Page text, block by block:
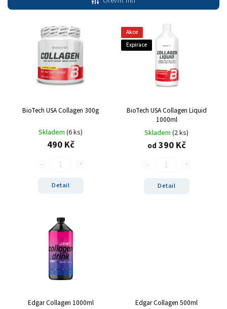
Nejdražší
Nejprodávanější
Abecedně
BioTech USA Collagen 300g
Skladem (6 ks)
490 Kč
Detail
Akce
Expirace
BioTech USA Collagen Liquid
1000ml
Skladem (2 ks)
od 390 Kč
Detail
Edgar Collagen 1000ml Edgar Collagen 500ml